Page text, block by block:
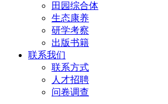
田园综合体
生态康养
研学考察
出版书籍
联系我们
联系方式
人才招聘
问卷调查